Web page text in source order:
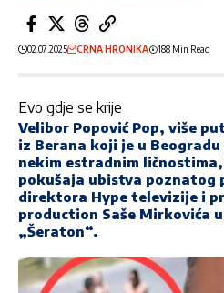
02.07.2025 CRNA HRONIKA 188 Min Read
Evo gdje se krije
Velibor Popović Pop, više
iz Berana koji je u
nekim estradnim
pokušaja ubistva poznatog
direktora Hype televizije i
production Saše Mirkovića
„Šeraton“.